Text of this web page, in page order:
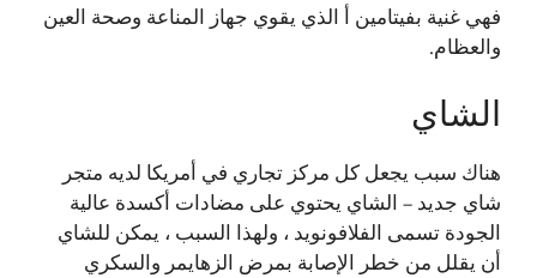
فهي غنية بفيتامين أ الذي يقوي جهاز المناعة وصحة العين
والعظام.
الشاي
هناك سبب يجعل كل مركز تجاري في أمريكا لديه متجر
شاي جديد – الشاي يحتوي على مضادات أكسدة عالية
الجودة تسمى الفلافونويد ، ولهذا السبب ، يمكن للشاي
أن يقلل من خطر الإصابة بمرض الزهايمر والسكري